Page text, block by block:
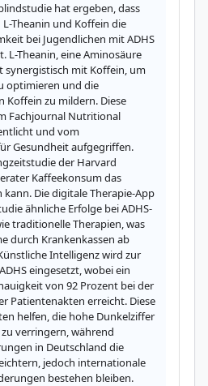
hat ergeben, dass
Theanin und Koffein die
bei Jugendlichen mit ADHS
L-Theanin, eine Aminosäure
synergistisch mit Koffein, um
optimieren und die
Koffein zu mildern. Diese
Fachjournal Nutritional
und vom
Gesundheit aufgegriffen.
der Harvard
Kaffeekonsum das
kann. Die digitale Therapie-App
ähnliche Erfolge bei ADHS-
traditionelle Therapien, was
durch Krankenkassen ab
Intelligenz wird zur
eingesetzt, wobei ein
von 92 Prozent bei der
Patientenakten erreicht. Diese
helfen, die hohe Dunkelziffer
verringern, während
in Deutschland die
jedoch internationale
bestehen bleiben.